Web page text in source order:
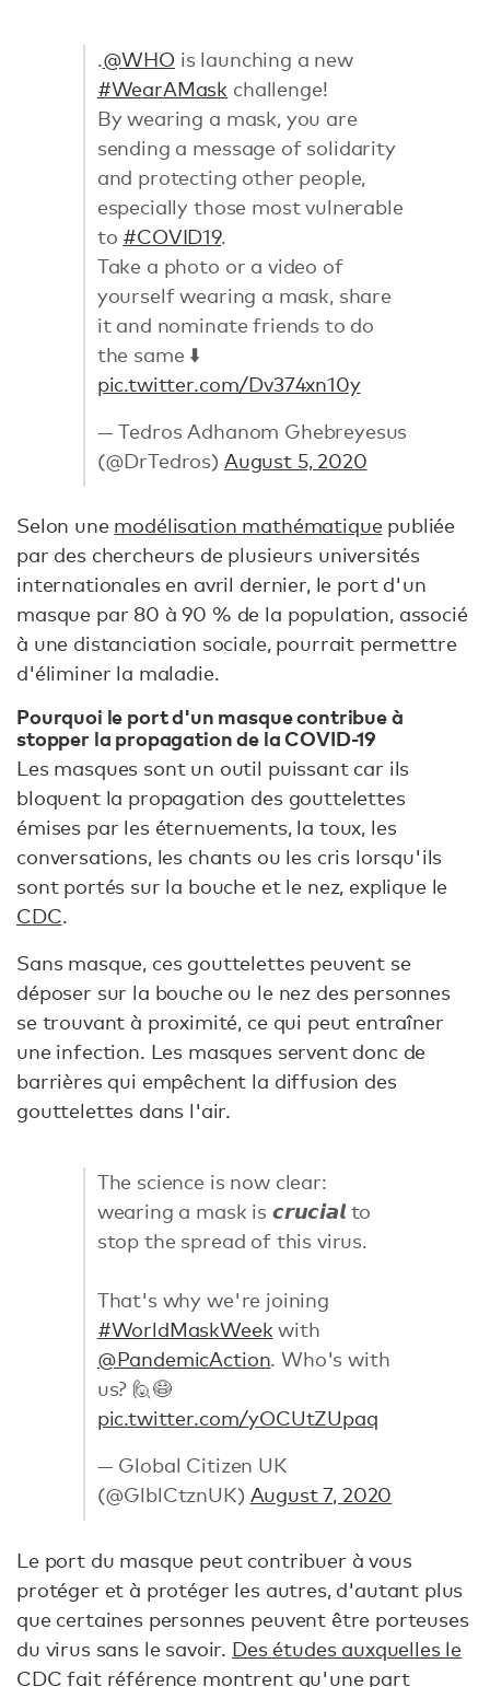
.@WHO is launching a new
#WearAMask challenge!
By wearing a mask, you are
sending a message of solidarity
and protecting other people,
especially those most vulnerable
to #COVID19.
Take a photo or a video of
yourself wearing a mask, share
it and nominate friends to do
the same ⬇️
pic.twitter.com/Dv374xn10y
— Tedros Adhanom Ghebreyesus
(@DrTedros) August 5, 2020
Selon une modélisation mathématiquepubliée
par des chercheurs de plusieurs universités
internationales en avril dernier, le port d'un
masque par 80 à 90 % de la population, associé
à une distanciation sociale, pourrait permettre
d'éliminer la maladie.
Pourquoi le port d'un masque contribue à
stopper la propagation de la COVID-19
Les masques sont un outil puissant car ils
bloquent la propagation des gouttelettes
émises par les éternuements, la toux, les
conversations, les chants ou les cris lorsqu'ils
sont portés sur la bouche et le nez, explique le
CDC.
Sans masque, ces gouttelettes peuvent se
déposer sur la bouche ou le nez des personnes
se trouvant à proximité, ce qui peut entraîner
une infection. Les masques servent donc de
barrières qui empêchent la diffusion des
gouttelettes dans l'air.
The science is now clear:
wearing a mask is 𝙘𝙧𝙪𝙘𝙞𝙖𝙡 to
stop the spread of this virus.
That's why we're joining
#WorldMaskWeek with
@PandemicAction. Who's with
us? 🙋😷
pic.twitter.com/yOCUtZUpaq
— Global Citizen UK
(@GlblCtznUK) August 7, 2020
Le port du masque peut contribuer à vous
protéger et à protéger les autres, d'autant plus
que certaines personnes peuvent être porteuses
du virus sans le savoir. Des études auxquelles le
CDC fait référence montrent qu'une part